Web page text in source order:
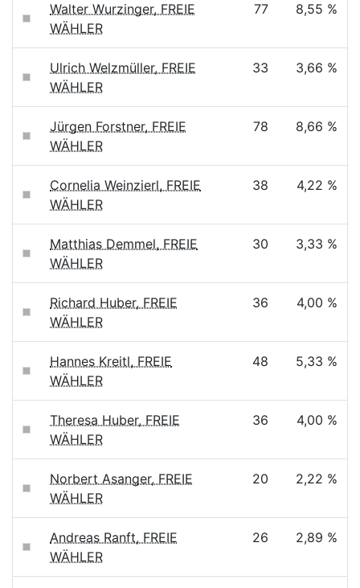
Walter Wurzinger, FREIE
WÄHLER
77 8,55 %
Ulrich Welzmüller, FREIE
WÄHLER
33 3,66 %
Jürgen Forstner, FREIE
WÄHLER
78 8,66 %
Cornelia Weinzierl, FREIE
WÄHLER
38 4,22 %
Matthias Demmel, FREIE
WÄHLER
30 3,33 %
Richard Huber, FREIE
WÄHLER
36 4,00 %
Hannes Kreitl, FREIE
WÄHLER
48 5,33 %
Theresa Huber, FREIE
WÄHLER
36 4,00 %
Norbert Asanger, FREIE
WÄHLER
20 2,22 %
Andreas Ranft, FREIE
WÄHLER
26 2,89 %